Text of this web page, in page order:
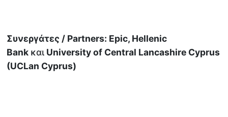
Συνεργάτες / Partners: Epic, Hellenic
Βank και University of Central Lancashire Cyprus
(UCLan Cyprus)